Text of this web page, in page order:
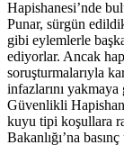
Hapishanesi’nde
Punar, sürgün
gibi eylemlerle
ediyorlar. Ancak
soruşturmalarıyla
infazlarını
Güvenlikli
kuyu tipi koşullara
Bakanlığı’na